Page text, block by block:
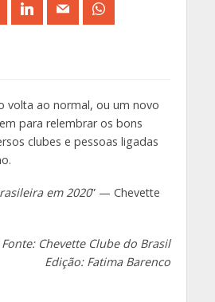
volta ao normal, ou um novo
para relembrar os bons
clubes e pessoas ligadas
em 2020” — Chevette
Fonte: Chevette Clube do Brasil
Edição: Fatima Barenco